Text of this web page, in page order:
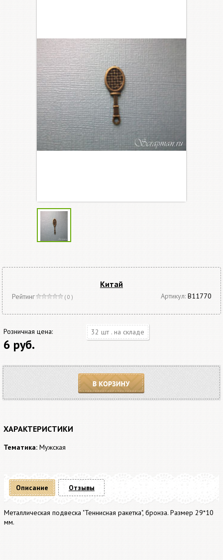
Китай
Рейтинг ( 0 ) Артикул: В11770
Розничная цена:
6 руб.
32 шт . на складе
В корзину
ХАРАКТЕРИСТИКИ
Тематика: Мужская
Описание
Металлическая подвеска "Теннисная ракетка", бронза. Размер 29*10
мм.
Отзывы